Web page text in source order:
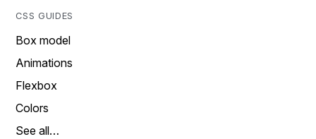
CSS GUIDES
Box model
Animations
Flexbox
Colors
See all…